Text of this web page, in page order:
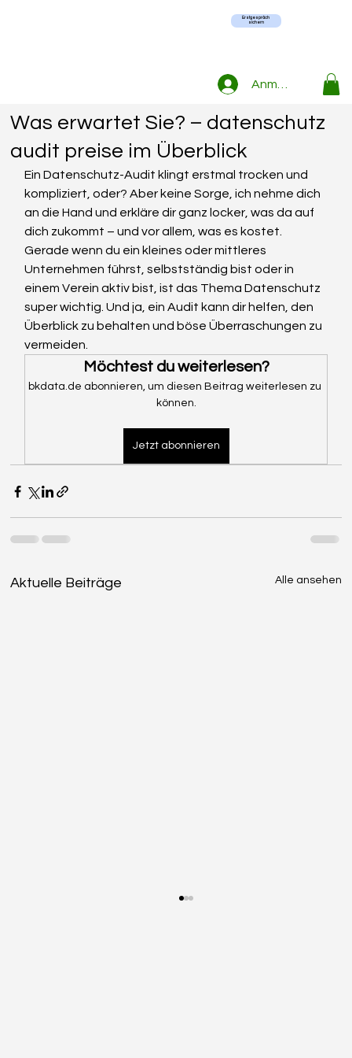
Erstgespräch
sichern
Anmelden
Kosten eines Datenschutz-Audits:
Was erwartet Sie? – datenschutz
audit preise im Überblick
Ein Datenschutz-Audit klingt erstmal trocken und
kompliziert, oder? Aber keine Sorge, ich nehme dich
an die Hand und erkläre dir ganz locker, was da auf
dich zukommt – und vor allem, was es kostet.
Gerade wenn du ein kleines oder mittleres
Unternehmen führst, selbstständig bist oder in
einem Verein aktiv bist, ist das Thema Datenschutz
super wichtig. Und ja, ein Audit kann dir helfen, den
Überblick zu behalten und böse Überraschungen zu
vermeiden.
Möchtest du weiterlesen?
bkdata.de abonnieren, um diesen Beitrag weiterlesen zu
können.
Jetzt abonnieren
Aktuelle Beiträge Alle ansehen